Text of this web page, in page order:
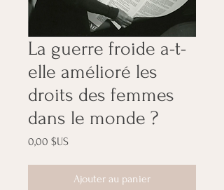
La guerre froide a-t-
elle amélioré les
droits des femmes
dans le monde ?
0,00 $USPrix
Ajouter au panier